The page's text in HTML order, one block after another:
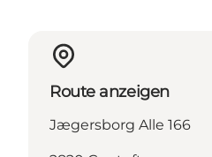
Route anzeigen
Jægersborg Alle 166